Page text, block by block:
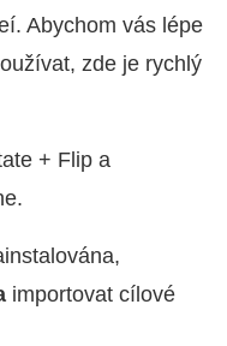
Abychom vás lépe
zde je rychlý
+ Flip a
importovat cílové